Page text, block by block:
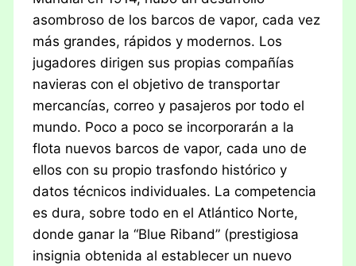
asombroso de los barcos de vapor, cada vez
más grandes, rápidos y modernos. Los
jugadores dirigen sus propias compañías
navieras con el objetivo de transportar
mercancías, correo y pasajeros por todo el
mundo. Poco a poco se incorporarán a la
flota nuevos barcos de vapor, cada uno de
ellos con su propio trasfondo histórico y
datos técnicos individuales. La competencia
es dura, sobre todo en el Atlántico Norte,
donde ganar la “Blue Riband” (prestigiosa
insignia obtenida al establecer un nuevo